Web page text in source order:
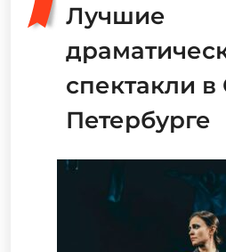
Лучшие
спектакли в
Петербурге